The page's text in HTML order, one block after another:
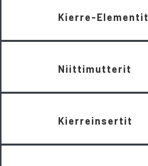
Kierre-Elementit
Niittimutterit
Kierreinsertit